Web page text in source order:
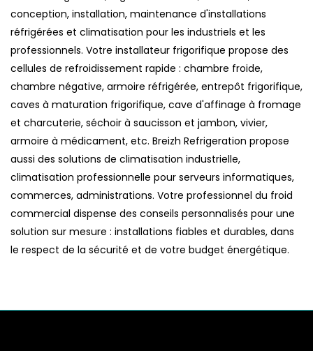
conception, installation, maintenance d'installations
réfrigérées et climatisation pour les industriels et les
professionnels. Votre installateur frigorifique propose des
cellules de refroidissement rapide : chambre froide,
chambre négative, armoire réfrigérée, entrepôt frigorifique,
caves à maturation frigorifique, cave d'affinage à fromage
et charcuterie, séchoir à saucisson et jambon, vivier,
armoire à médicament, etc. Breizh Refrigeration propose
aussi des solutions de climatisation industrielle,
climatisation professionnelle pour serveurs informatiques,
commerces, administrations. Votre professionnel du froid
commercial dispense des conseils personnalisés pour une
solution sur mesure : installations fiables et durables, dans
le respect de la sécurité et de votre budget énergétique.